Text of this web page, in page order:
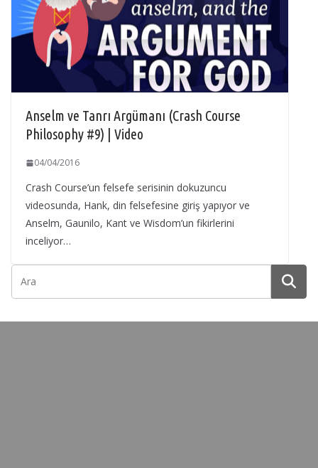
Anselm ve Tanrı Argümanı (Crash Course
Philosophy #9) | Video
04/04/2016
Crash Course’un felsefe serisinin dokuzuncu
videosunda, Hank, din felsefesine giriş yapıyor ve
Anselm, Gaunilo, Kant ve Wisdom’un fikirlerini
inceliyor…